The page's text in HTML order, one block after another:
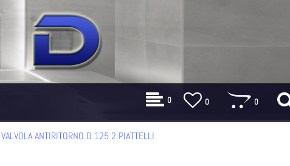
0 0 0
VALVOLA ANTIRITORNO D 125 2 PIATTELLI